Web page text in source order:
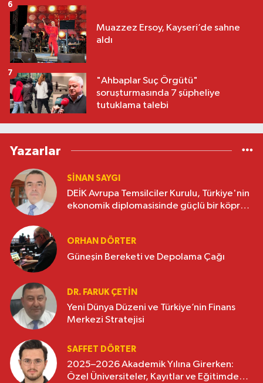
Muazzez Ersoy, Kayseri’de sahne
aldı
6
"Ahbaplar Suç Örgütü"
soruşturmasında 7 şüpheliye
tutuklama talebi
7
Yazarlar
SINAN SAYGI
DEİK Avrupa Temsilciler Kurulu, Türkiye'nin
ekonomik diplomasisinde güçlü bir köprü
ORHAN DÖRTER
Güneşin Bereketi ve Depolama Çağı
DR. FARUK ÇETİN
Yeni Dünya Düzeni ve Türkiye’nin Finans
Merkezi Stratejisi
SAFFET DÖRTER
2025–2026 Akademik Yılına Girerken:
Özel Üniversiteler, Kayıtlar ve Eğitimde